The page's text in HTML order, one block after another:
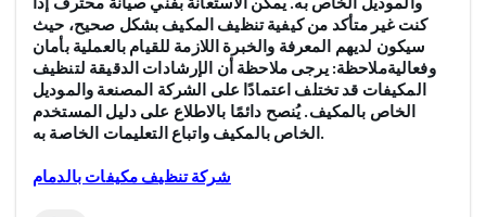
كنت غير متأكد من كيفية تنظيف المكيف بشكل صحيح، حيث
سيكون لديهم المعرفة والخبرة اللازمة للقيام بالعملية بأمان
وفعاليةملاحظة: يرجى ملاحظة أن الإرشادات الدقيقة لتنظيف
المكيفات قد تختلف اعتمادًا على الشركة المصنعة والموديل
الخاص بالمكيف. يُنصح دائمًا بالاطلاع على دليل المستخدم
الخاص بالمكيف واتباع التعليمات الخاصة به .
شركة تنظيف مكيفات بالدمام